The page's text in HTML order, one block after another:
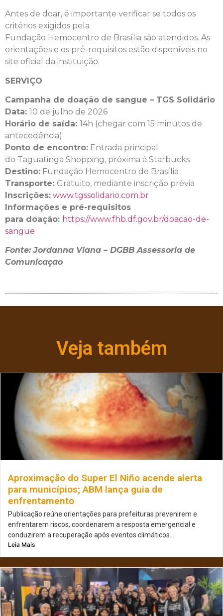
Antes de doar, é importante verificar se todos os
critérios exigidos pela
Fundação Hemocentro de Brasília são atendidos. As
orientações e os pré-requisitos estão disponíveis no
site oficial da instituição.
SERVIÇO
Campanha de doação de sangue – TGS Solidário
Data: 10 de julho de 2026
Horário de saída: 14h (chegar com 15 minutos de
antecedência)
Ponto de encontro: Entrada principal
do Taguatinga Shopping, próxima à Starbucks
Destino: Fundação Hemocentro de Brasília
Transporte: Gratuito, mediante inscrição prévia
Inscrições: www.tgssolidario.com.br
Informações e pré-requisitos
para doação: https://www.fhb.df.gov.br/doacao-de-
sangue
Fonte: Jordanna Viana – DGBB Assessoria de
Comunicação
Veja também
Aproximação do Super El Niño acende alerta
para municípios; ABM lança guia de
enfrentamento
Publicação reúne orientações para prefeituras prevenirem e
enfrentarem riscos, coordenarem a resposta emergencial e
conduzirem a recuperação após eventos climáticos...
Leia Mais